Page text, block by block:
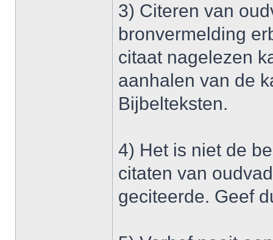
3) Citeren van
bronvermelding
citaat nagelezen
aanhalen van de
Bijbelteksten.
4) Het is niet de
citaten van
geciteerde. Geef